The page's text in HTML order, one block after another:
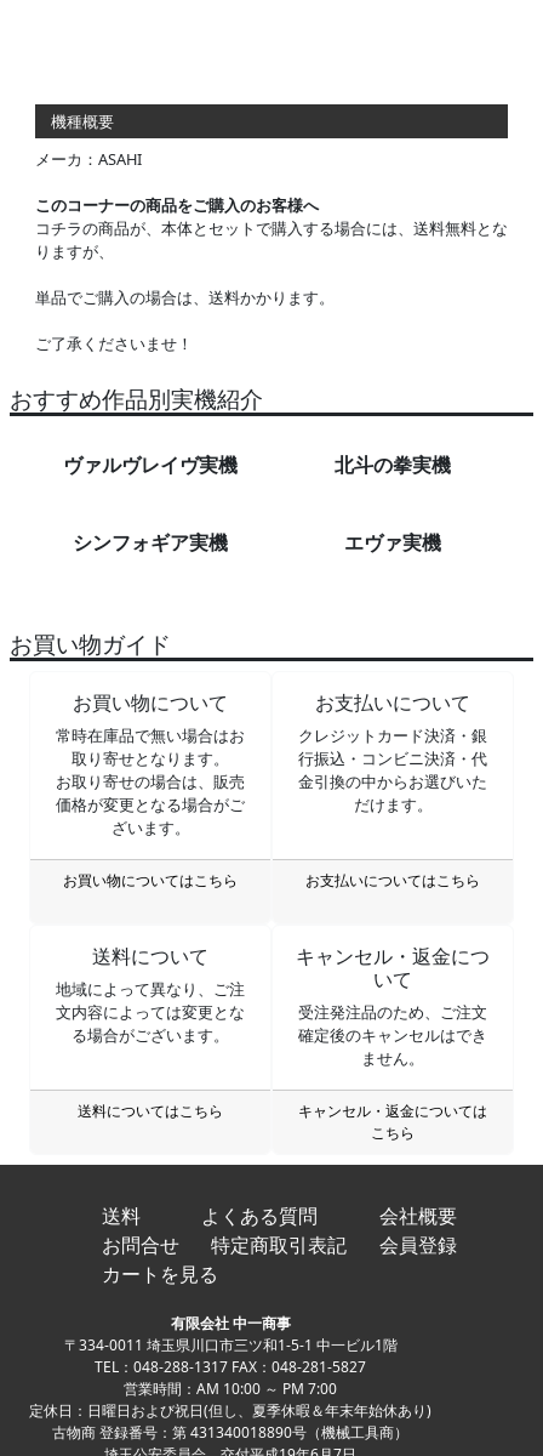
機種概要
メーカ：ASAHI
このコーナーの商品をご購入のお客様へ
コチラの商品が、本体とセットで購入する場合には、送料無料とな
りますが、
単品でご購入の場合は、送料かかります。
ご了承くださいませ！
おすすめ作品別実機紹介
ヴァルヴレイヴ実機 北斗の拳実機
シンフォギア実機 エヴァ実機
お買い物ガイド
お買い物について
常時在庫品で無い場合はお
取り寄せとなります。
お取り寄せの場合は、販売
価格が変更となる場合がご
ざいます。
お買い物についてはこちら
お支払いについて
クレジットカード決済・銀
行振込・コンビニ決済・代
金引換の中からお選びいた
だけます。
お支払いについてはこちら
送料について
地域によって異なり、ご注
文内容によっては変更とな
る場合がございます。
送料についてはこちら
キャンセル・返金につ
いて
受注発注品のため、ご注文
確定後のキャンセルはでき
ません。
キャンセル・返金については
こちら
送料 よくある質問
会社概要
お問合せ
特定商取引表記
会員登録
カートを見る
有限会社 中一商事
〒334-0011 埼玉県川口市三ツ和1-5-1 中一ビル1階
TEL：048-288-1317 FAX：048-281-5827
営業時間：AM 10:00 ～ PM 7:00
定休日：日曜日および祝日(但し、夏季休暇＆年末年始休あり)
古物商 登録番号：第 431340018890号（機械工具商）